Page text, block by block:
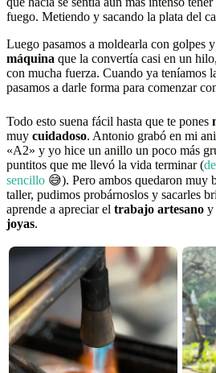
fuego. Metiendo y sacando la plata del
Luego pasamos a moldearla con golpes
máquina que la convertía casi en un
con mucha fuerza. Cuando ya teníamos
pasamos a darle forma para comenzar
Todo esto suena fácil hasta que te pones
muy cuidadoso. Antonio grabó en mi
«A2» y yo hice un anillo un poco más
puntitos que me llevó la vida terminar (
sencillo 😅). Pero ambos quedaron muy
taller, pudimos probárnoslos y sacarles
aprende a apreciar el trabajo artesano y
joyas.